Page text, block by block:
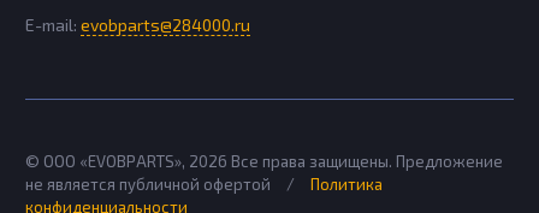
E-mail: evobparts@284000.ru
© ООО «EVOBPARTS», 2026 Все права защищены. Предложение
не является публичной офертой
/
Политика
конфиденциальности